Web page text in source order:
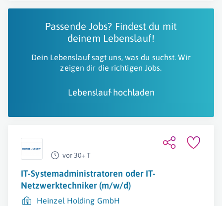
Passende Jobs? Findest du mit
deinem Lebenslauf!
Dein Lebenslauf sagt uns, was du suchst. Wir
zeigen dir die richtigen Jobs.
Lebenslauf hochladen
vor 30+ T
IT-Systemadministratoren oder IT-
Netzwerktechniker (m/w/d)
Heinzel Holding GmbH